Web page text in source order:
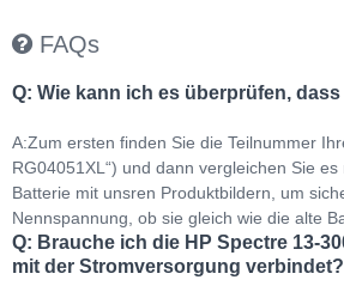
FAQs
Q: Wie kann ich es überprüfen,
A:Zum ersten finden Sie die Teilnummer
RG04051XL“) und dann vergleichen Sie
Batterie mit unsren Produktbildern, um
Nennspannung, ob sie gleich wie die alte
Q: Brauche ich die HP Spectre 13-
mit der Stromversorgung verbindet?